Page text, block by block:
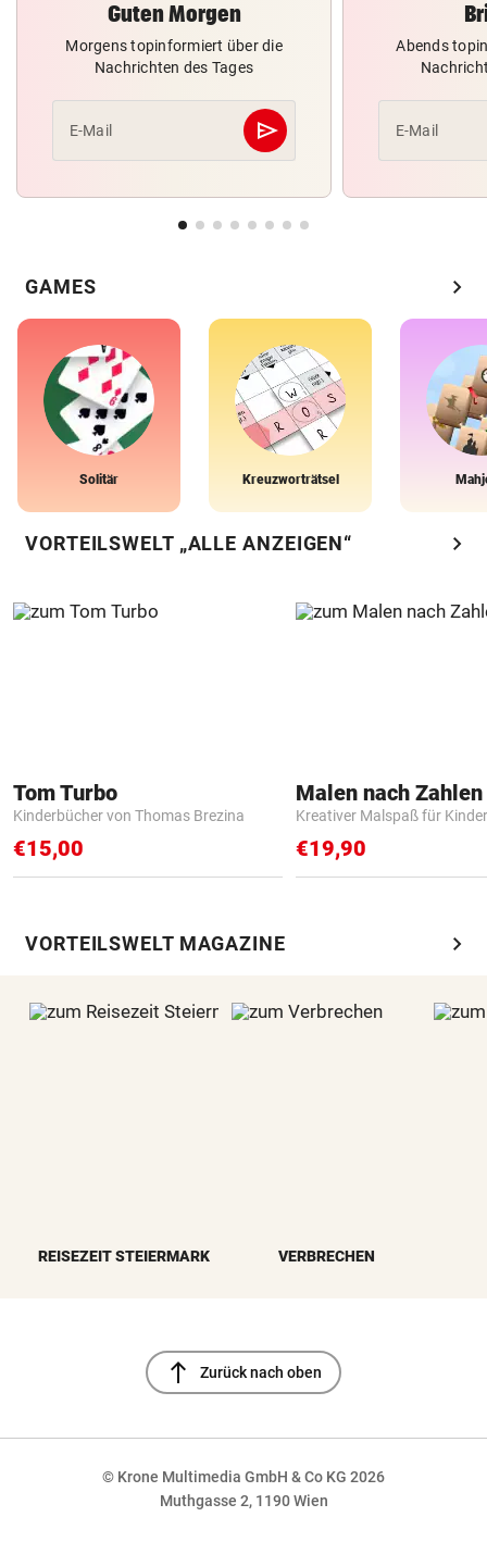
Guten Morgen
Morgens topinformiert über die
Nachrichten des Tages
E-Mail send
Abschicken
Abends
E-Mail
GAMES chevron_right
Solitär Kreuzworträtsel
VORTEILSWELT „ALLE ANZEIGEN“ chevron_right
Tom Turbo
Kinderbücher von Thomas Brezina
€15,00
Kreativer Malspaß für Kinder
€19,90
VORTEILSWELT MAGAZINE chevron_right
REISEZEIT STEIERMARK VERBRECHEN
north Zurück nach oben
© Krone Multimedia GmbH & Co KG 2026
Muthgasse 2, 1190 Wien